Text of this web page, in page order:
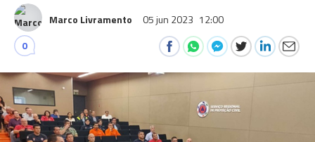
Marco Livramento 05 jun 2023 12:00
0